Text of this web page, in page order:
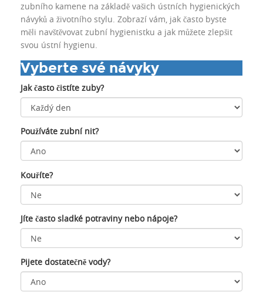
zubního kamene na základě vašich ústních hygienických
návyků a životního stylu. Zobrazí vám, jak často byste
měli navštěvovat zubní hygienistku a jak můžete zlepšit
svou ústní hygienu.
Vyberte své návyky
Jak často čistíte zuby?
Používáte zubní nit?
Kouříte?
Jíte často sladké potraviny nebo nápoje?
Pijete dostatečně vody?